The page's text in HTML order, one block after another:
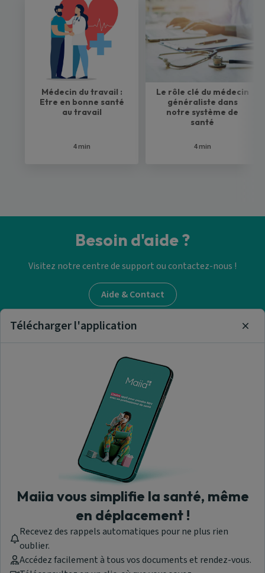
Médecin du travail :
Etre en bonne santé
au travail
4 min
Le rôle clé du médecin
généraliste dans
notre système de
santé
4 min
Besoin d'aide ?
Visitez notre centre de support ou contactez-nous !
Aide & Contact
Trouver un médecin
Nos articles et informations
A propos de nous
Maiia - © 2026 Tous droits réservés
Les professionnels de santé ayant souscrit à la prise de rendez-vous
Télécharger l'application
Maiia vous simplifie la santé, même
en déplacement !
Recevez des rappels automatiques pour ne plus rien
oublier.
Accédez facilement à tous vos documents et rendez-vous.